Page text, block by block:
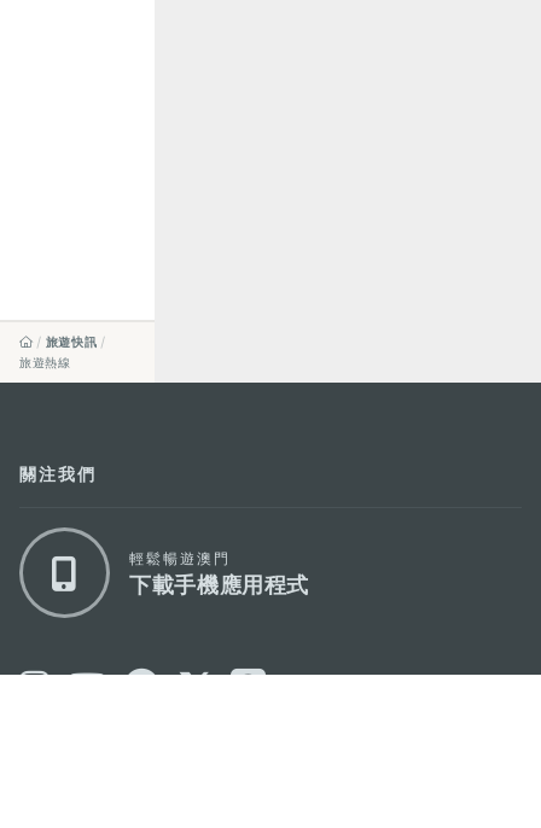
旅遊快訊
旅遊熱線
關注我們
輕鬆暢遊澳門
下載手機應用程式